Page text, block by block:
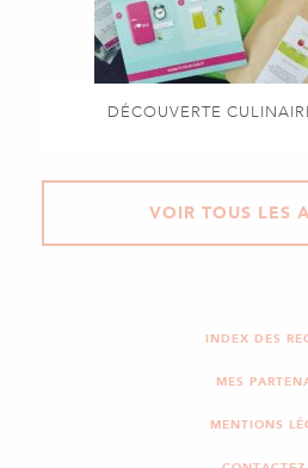
DÉCOUVERTE
VOIR TOUS LES
INDEX DES
MES
MENTIONS